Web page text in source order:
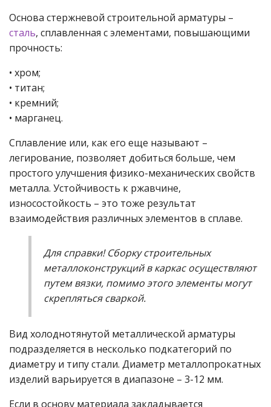
Основа стержневой строительной арматуры –
сталь, сплавленная с элементами, повышающими
прочность:
• хром;
• титан;
• кремний;
• марганец.
Сплавление или, как его еще называют –
легирование, позволяет добиться больше, чем
простого улучшения физико-механических свойств
металла. Устойчивость к ржавчине,
износостойкость – это тоже результат
взаимодействия различных элементов в сплаве.
Для справки! Сборку строительных
металлоконструкций в каркас осуществляют
путем вязки, помимо этого элементы могут
скрепляться сваркой.
Вид холоднотянутой металлической арматуры
подразделяется в несколько подкатегорий по
диаметру и типу стали. Диаметр металлопрокатных
изделий варьируется в диапазоне – 3-12 мм.
Если в основу материала закладывается